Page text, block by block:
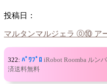
投稿日：
マルタンマルジェラ ⓪⑩ ア
322: ﾊﾟﾜﾌﾟﾛ iRobot Roomba ルン
済送料無料